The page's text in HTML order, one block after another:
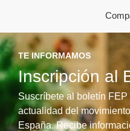
TE INFORMAMOS
Inscripción al
Suscríbete al boletín
actualidad del
España. Recibe